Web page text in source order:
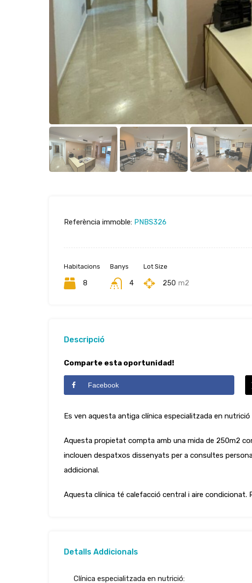
Referència immoble: PNBS326
Habitacions
8
Banys
4
Lot Size
250 m2
Descripció
Comparte esta oportunidad!
Facebook
Es ven aquesta antiga clínica especialitzada en
Aquesta propietat compta amb una mida de 250m2
inclouen despatxos dissenyats per a consultes
addicional.
Aquesta clínica té calefacció central i aire
Detalls Addicionals
Clínica especialitzada en nutrició: